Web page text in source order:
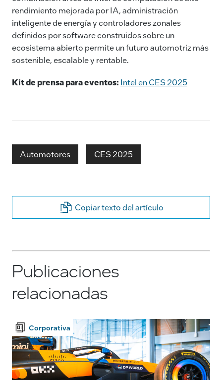
rendimiento mejorada por IA, administración
inteligente de energía y controladores zonales
definidos por software construidos sobre un
ecosistema abierto permite un futuro automotriz más
sostenible, escalable y rentable.
Kit de prensa para eventos: Intel en CES 2025
Automotores CES 2025
Copiar texto del artículo
Publicaciones
relacionadas
Corporativa